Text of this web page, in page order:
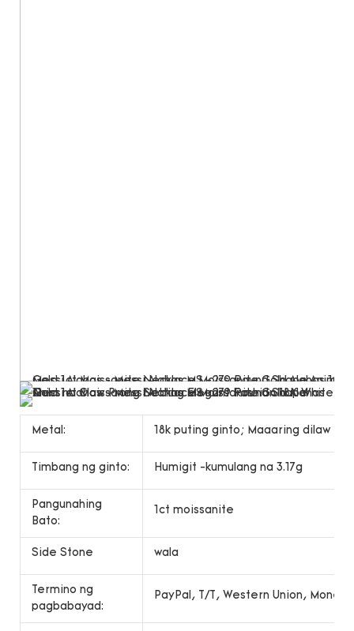
Metal: 18k puting ginto; Maaaring dilaw
Timbang ng ginto: Humigit -kumulang na 3.17g
Pangunahing
Bato:
1ct moissanite
Side Stone wala
Termino ng
pagbabayad:
PayPal, T/T, Western Union,